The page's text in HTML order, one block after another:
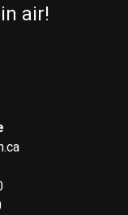
air!